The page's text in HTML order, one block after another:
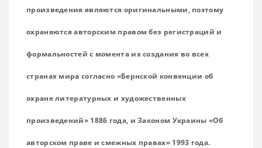
произведения являются оригинальными, поэтому
охраняются авторским правом без регистраций и
формальностей с момента их создания во всех
странах мира согласно «Бернской конвенции об
охране литературных и художественных
произведений» 1886 года, и Законом Украины «Об
авторском праве и смежных правах» 1993 года.